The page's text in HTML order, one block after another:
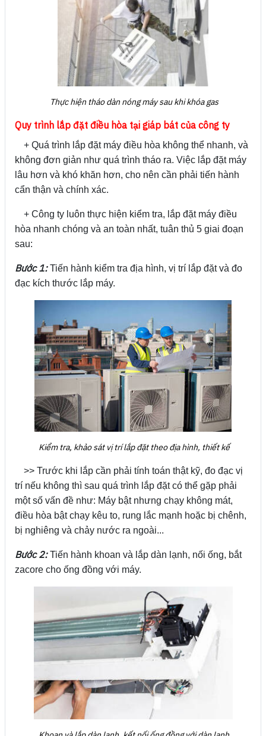
Thực hiện tháo dàn nóng máy sau khi khóa gas
Quy trình lắp đặt điều hòa tại giáp bát của công ty
+ Quá trình lắp đặt máy điều hòa không thể nhanh, và
không đơn giản như quá trình tháo ra. Việc lắp đặt máy
lâu hơn và khó khăn hơn, cho nên cần phải tiến hành
cẩn thận và chính xác.
+ Công ty luôn thực hiện kiểm tra, lắp đặt máy điều
hòa nhanh chóng và an toàn nhất, tuân thủ 5 giai đoạn
sau:
Bước 1: Tiến hành kiểm tra địa hình, vị trí lắp đặt và đo
đạc kích thước lắp máy.
Kiểm tra, khảo sát vị trí lắp đặt theo địa hình, thiết kế
>> Trước khi lắp cần phải tính toán thật kỹ, đo đạc vị
trí nếu không thì sau quá trình lắp đặt có thể gặp phải
một số vấn đề như: Máy bật nhưng chạy không mát,
điều hòa bật chạy kêu to, rung lắc mạnh hoặc bị chênh,
bị nghiêng và chảy nước ra ngoài...
Bước 2:Tiến hành khoan và lắp dàn lạnh, nối ống, bắt
zacore cho ống đồng với máy.